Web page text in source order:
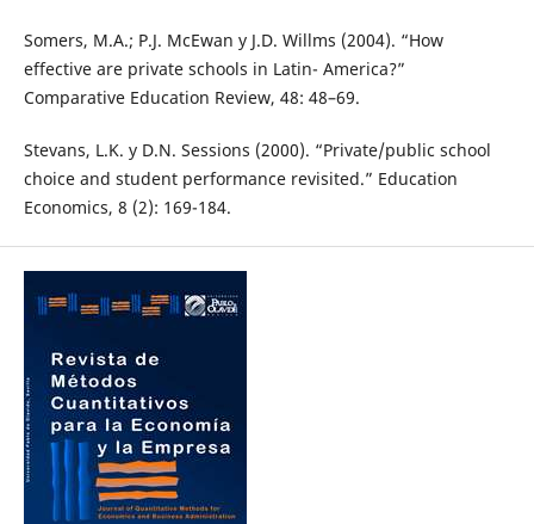
Somers, M.A.; P.J. McEwan y J.D. Willms (2004). “How
effective are private schools in Latin- America?”
Comparative Education Review, 48: 48–69.
Stevans, L.K. y D.N. Sessions (2000). “Private/public school
choice and student performance revisited.” Education
Economics, 8 (2): 169-184.